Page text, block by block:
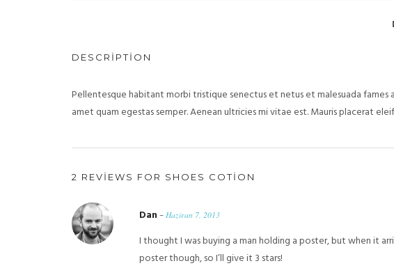
DESCRIPTION
Pellentesque habitant morbi tristique senectus et netus et malesuada
amet quam egestas semper. Aenean ultricies mi vitae est. Mauris placerat
2 REVIEWS FOR SHOES COTION
Dan – Haziran 7, 2013
I thought I was buying a man holding a poster, but when it
poster though, so I’ll give it 3 stars!